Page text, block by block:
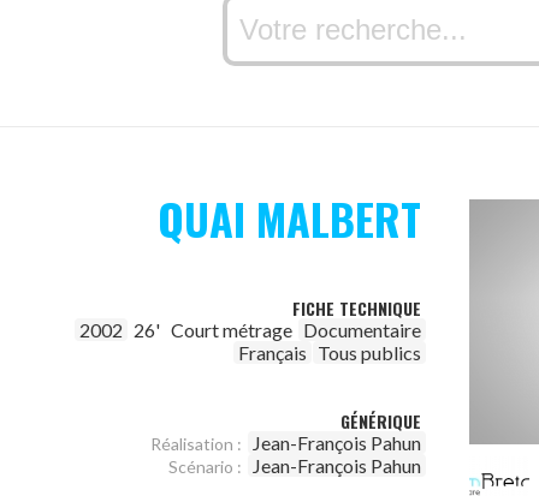
QUAI MALBERT
FICHE TECHNIQUE
2002 26' Court métrage Documentaire
Français Tous publics
GÉNÉRIQUE
Réalisation : Jean-François Pahun
Scénario : Jean-François Pahun